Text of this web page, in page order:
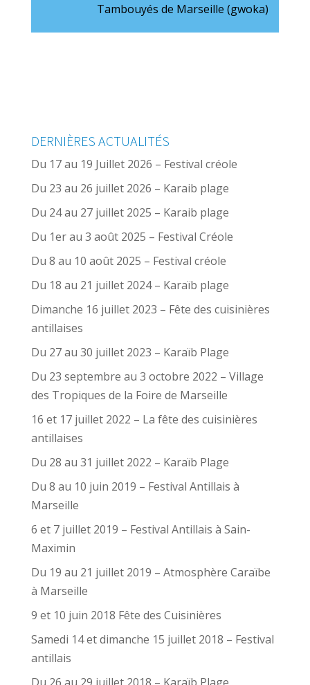
Tambouyés de Marseille (gwoka)
DERNIÈRES ACTUALITÉS
Du 17 au 19 Juillet 2026 – Festival créole
Du 23 au 26 juillet 2026 – Karaib plage
Du 24 au 27 juillet 2025 – Karaib plage
Du 1er au 3 août 2025 – Festival Créole
Du 8 au 10 août 2025 – Festival créole
Du 18 au 21 juillet 2024 – Karaïb plage
Dimanche 16 juillet 2023 – Fête des cuisinières
antillaises
Du 27 au 30 juillet 2023 – Karaïb Plage
Du 23 septembre au 3 octobre 2022 – Village
des Tropiques de la Foire de Marseille
16 et 17 juillet 2022 – La fête des cuisinières
antillaises
Du 28 au 31 juillet 2022 – Karaïb Plage
Du 8 au 10 juin 2019 – Festival Antillais à
Marseille
6 et 7 juillet 2019 – Festival Antillais à Sain-
Maximin
Du 19 au 21 juillet 2019 – Atmosphère Caraïbe
à Marseille
9 et 10 juin 2018 Fête des Cuisinières
Samedi 14 et dimanche 15 juillet 2018 – Festival
antillais